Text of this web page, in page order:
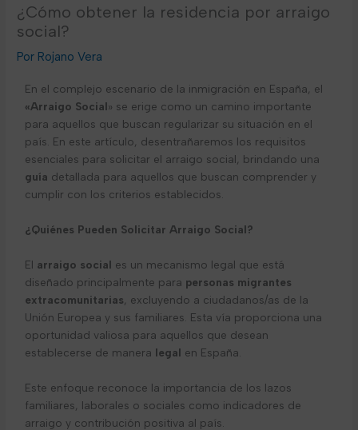
¿Cómo obtener la residencia por arraigo
social?
Rojano Vera
En el complejo escenario de la inmigración en España, el
«Arraigo Social» se erige como un camino importante
para aquellos que buscan regularizar su situación en el
país. En este artículo, desentrañaremos los requisitos
esenciales para solicitar el arraigo social, brindando una
guía detallada para aquellos que buscan comprender y
cumplir con los criterios establecidos.
¿Quiénes Pueden Solicitar Arraigo Social?
El arraigo social es un mecanismo legal que está
diseñado principalmente para personas migrantes
extracomunitarias , excluyendo a ciudadanos/as de la
Unión Europea y sus familiares. Esta vía proporciona una
oportunidad valiosa para aquellos que desean
establecerse de manera legal en España.
Este enfoque reconoce la importancia de los lazos
familiares, laborales o sociales como indicadores de
arraigo y contribución positiva al país.